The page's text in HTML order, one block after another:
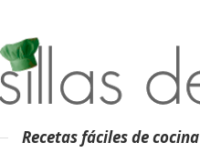
Recetas fáciles de cocina